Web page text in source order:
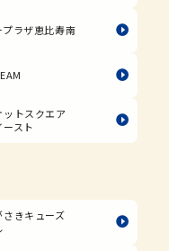
プラザ恵比寿南
ットスクエア
スト
さきキューズ